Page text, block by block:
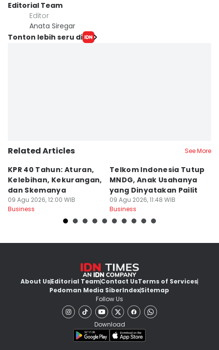
Editorial Team
Editor
Anata Siregar
Tonton lebih seru di
Related Articles See More
KPR 40 Tahun: Aturan,
Kelebihan, Kekurangan,
dan Skemanya
09 Agu 2026, 12:00 WIB
Business
Telkom Indonesia Tutup
MNDG, Anak Usahanya
yang Dinyatakan Pailit
09 Agu 2026, 11:48 WIB
Business
About UsEditorial TeamContact UsTerms of Services
Pedoman Media SiberIndexSitemap
Follow Us
Download